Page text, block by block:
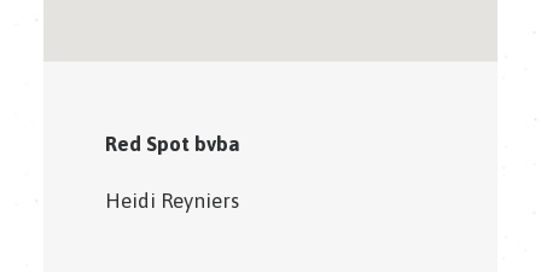
Red Spot bvba
Heidi Reyniers